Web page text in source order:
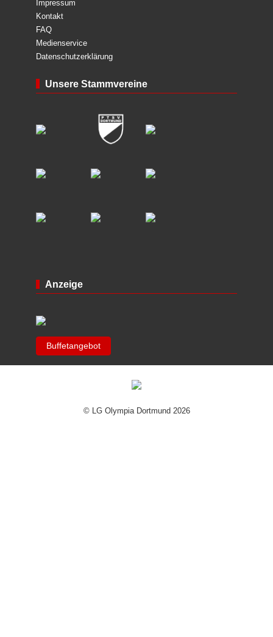
Impressum
Kontakt
FAQ
Medienservice
Datenschutzerklärung
Unsere Stammvereine
Anzeige
Buffetangebot
© LG Olympia Dortmund 2026